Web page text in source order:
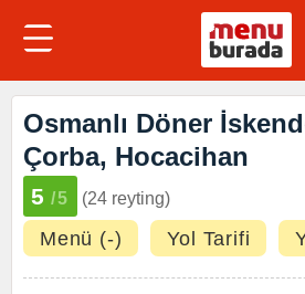
Osmanlı Döner
Çorba, Hocacihan
5 /5 (24 reyting)
Menü (-) Yol Tarifi